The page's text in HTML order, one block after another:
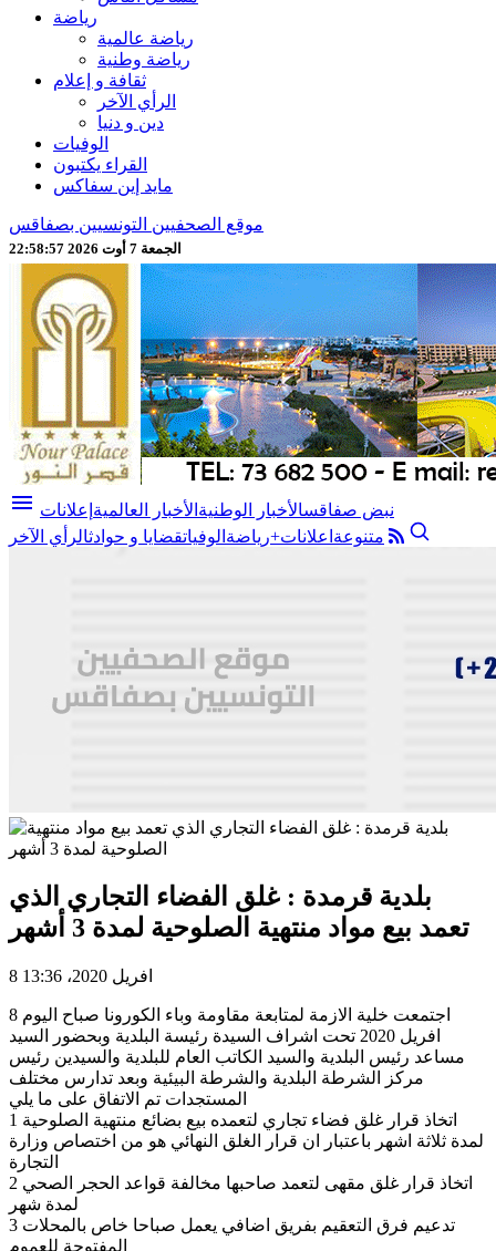
رياضة
رياضة عالمية
رياضة وطنية
ثقافة و إعلام
الرأي الآخر
دين و دنيا
الوفيات
القراء يكتبون
مايد إين سفاكس
موقع الصحفيين التونسيين بصفاقس
الجمعة 7 أوت 2026 22:58:59
menu نبض صفاقسالأخبار الوطنية الأخبار العالمية إعلانات
متنوعة اعلانات+رياضة الوفياتقضايا و حوادثالرأي الآخر
بلدية قرمدة : غلق الفضاء التجاري الذي
تعمد بيع مواد منتهية الصلوحية لمدة 3 أشهر
8 افريل 2020، 13:36
اجتمعت خلية الازمة لمتابعة مقاومة وباء الكورونا صباح اليوم 8
افريل 2020 تحت اشراف السيدة رئيسة البلدية وبحضور السيد
مساعد رئيس البلدية والسيد الكاتب العام للبلدية والسيدين رئيس
مركز الشرطة البلدية والشرطة البيئية وبعد تدارس مختلف
المستجدات تم الاتفاق على ما يلي
1 اتخاذ قرار غلق فضاء تجاري لتعمده بيع بضائع منتهية الصلوحية
لمدة ثلاثة اشهر باعتبار ان قرار الغلق النهائي هو من اختصاص وزارة
التجارة
2 اتخاذ قرار غلق مقهى لتعمد صاحبها مخالفة قواعد الحجر الصحي
لمدة شهر
3 تدعيم فرق التعقيم بفريق اضافي يعمل صباحا خاص بالمحلات
المفتوحة للعموم